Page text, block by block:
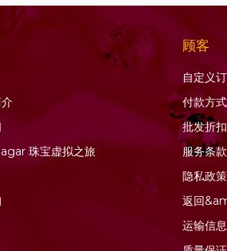
珠宝虚拟之旅
顾客
自定义
付款方式
批发折扣
服务条款
隐私政策
返回
运输信息